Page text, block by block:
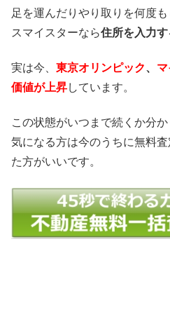
足を運んだりやり取りを何度
スマイスターなら住所を入力
実は今、 東京オリンピック、
価値が上昇しています。
この状態がいつまで続くか分
気になる方は今のうちに無料
た方がいいです。